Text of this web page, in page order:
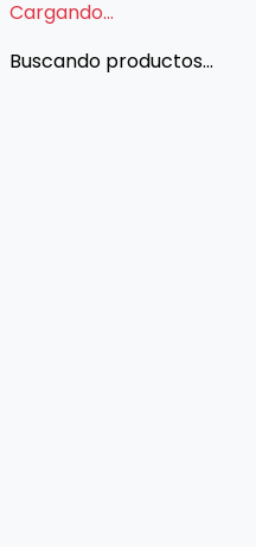
Cargando...
Buscando productos...